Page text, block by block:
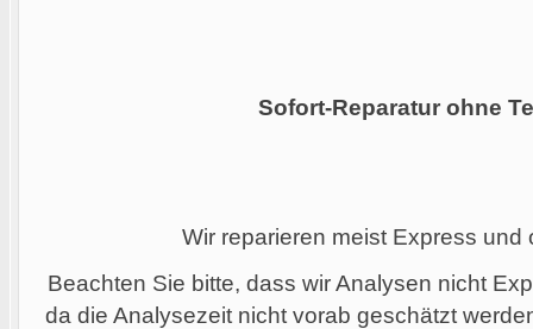
Sofort-Reparatur ohne
Wir reparieren meist Express und
Beachten Sie bitte, dass wir Analysen nicht
da die Analysezeit nicht vorab geschätzt